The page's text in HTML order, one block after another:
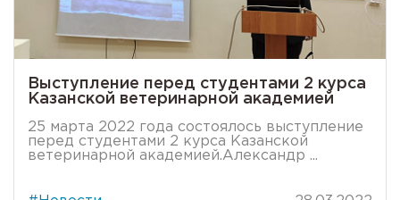
Выступление перед студентами 2 курса
Казанской ветеринарной академией
25 марта 2022 года состоялось выступление
перед студентами 2 курса Казанской
ветеринарной академией.Александр ...